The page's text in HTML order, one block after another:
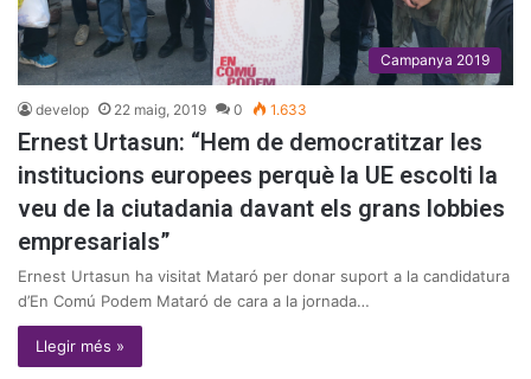
Campanya 2019
develop 22 maig, 2019 0 1.633
Ernest Urtasun: “Hem de democratitzar les
institucions europees perquè la UE escolti la
veu de la ciutadania davant els grans lobbies
empresarials”
Ernest Urtasun ha visitat Mataró per donar suport a la candidatura
d’En Comú Podem Mataró de cara a la jornada…
Llegir més »